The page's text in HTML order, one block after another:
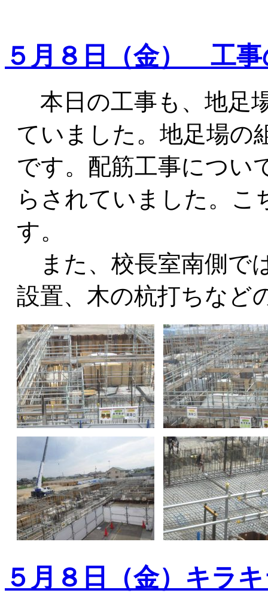
５月８日（金） 工事
本日の工事も、地足
ていました。地足場の
です。配筋工事につい
らされていました。こ
す。
また、校長室南側で
設置、木の杭打ちなど
５月８日（金）キラ